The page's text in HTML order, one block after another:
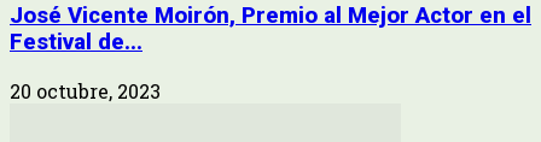
José Vicente Moirón, Premio al Mejor Actor en el
Festival de...
20 octubre, 2023